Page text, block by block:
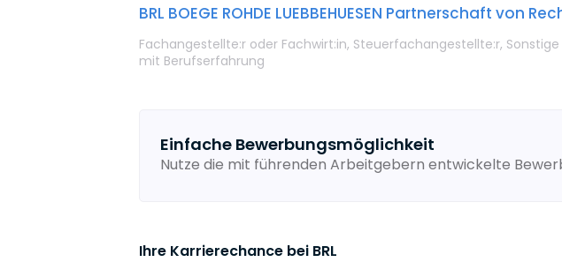
BRL BOEGE ROHDE LUEBBEHUESEN Partnerschaft
Fachangestellte:r oder Fachwirt:in, Steuerfachangestellte:r,
mit Berufserfahrung
Einfache Bewerbungsmöglichkeit
Nutze die mit führenden Arbeitgebern entwickelte
Ihre Karrierechance bei BRL